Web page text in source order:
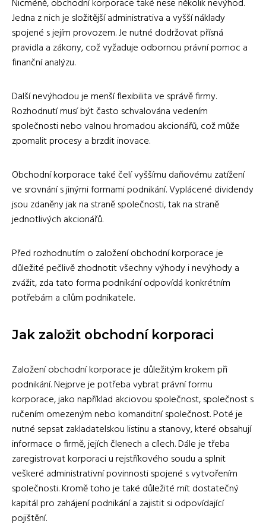
Nicméně, obchodní korporace také nese několik nevýhod.
Jedna z nich je složitější administrativa a vyšší náklady
spojené s jejím provozem. Je nutné dodržovat přísná
pravidla a zákony, což vyžaduje odbornou právní pomoc a
finanční analýzu.
Další nevýhodou je menší flexibilita ve správě firmy.
Rozhodnutí musí být často schvalována vedením
společnosti nebo valnou hromadou akcionářů, což může
zpomalit procesy a brzdit inovace.
Obchodní korporace také čelí vyššímu daňovému zatížení
ve srovnání s jinými formami podnikání. Vyplácené dividendy
jsou zdaněny jak na straně společnosti, tak na straně
jednotlivých akcionářů.
Před rozhodnutím o založení obchodní korporace je
důležité pečlivě zhodnotit všechny výhody i nevýhody a
zvážit, zda tato forma podnikání odpovídá konkrétním
potřebám a cílům podnikatele.
Jak založit obchodní korporaci
Založení obchodní korporace je důležitým krokem při
podnikání. Nejprve je potřeba vybrat právní formu
korporace, jako například akciovou společnost, společnost s
ručením omezeným nebo komanditní společnost. Poté je
nutné sepsat zakladatelskou listinu a stanovy, které obsahují
informace o firmě, jejích členech a cílech. Dále je třeba
zaregistrovat korporaci u rejstříkového soudu a splnit
veškeré administrativní povinnosti spojené s vytvořením
společnosti. Kromě toho je také důležité mít dostatečný
kapitál pro zahájení podnikání a zajistit si odpovídající
pojištění.